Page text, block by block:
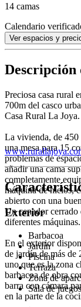
14 camas
Calendario
Ver espacios y
Descripción
Preciosa casa rural
700m del casco
Casa Rural La Joya.
La vivienda, de 450
una mesa para 15
problemas de
añadir una cama
completamente
máquina de hielos,
abierto con una
Un cenador cerrado
diferentes máquinas.
En el exterior
de jardín de más de
uno que es la zona
barbacoa de obra
barra con cámara
en la parte de la
Exterior
Barbacoa
Jardín
Piscina
Terraza
Zona de
Sala de juegos